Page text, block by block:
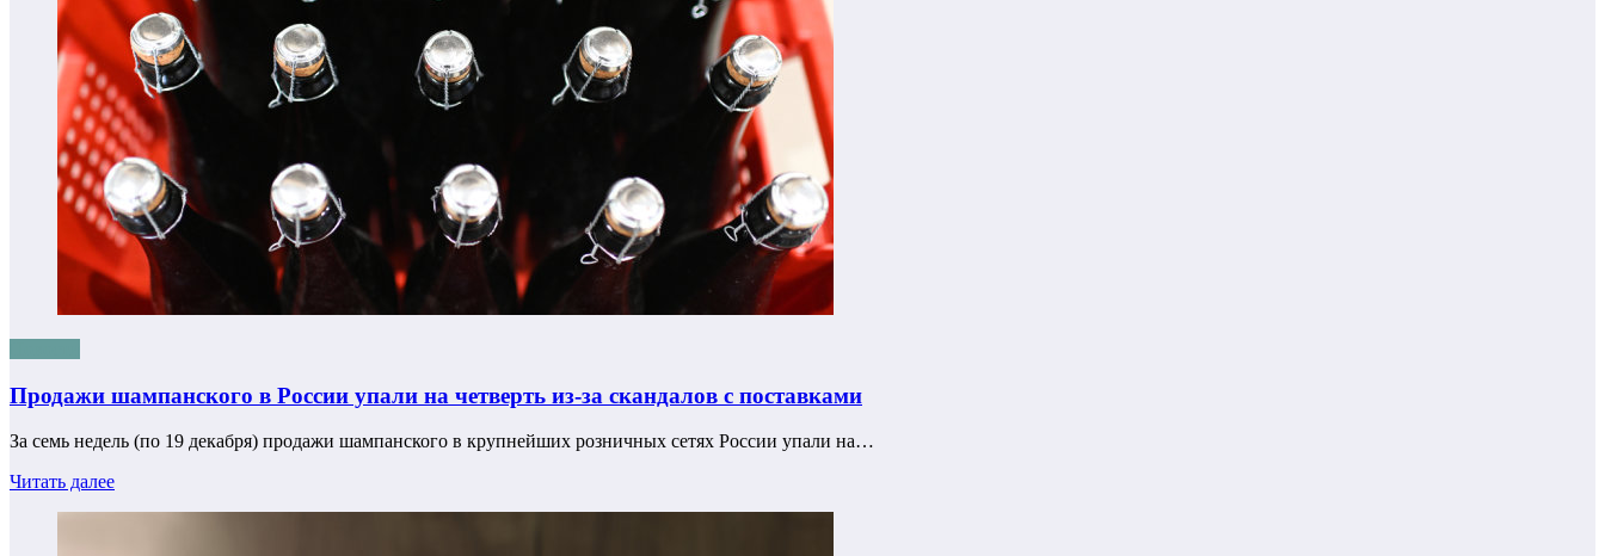
Продажи шампанского в России упали на четверть из-за скандалов с поставками
За семь недель (по 19 декабря) продажи шампанского в крупнейших розничных сетях России упали на…
Читать далее